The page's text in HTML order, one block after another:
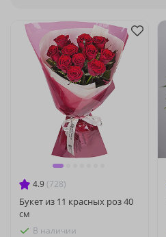
4.9 (728)
Букет из 11 красных роз 40
см
В наличии